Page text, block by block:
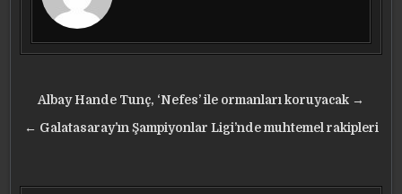
Yazı
gezinmesi
Albay Hande Tunç, ‘Nefes’ ile ormanları koruyacak →
← Galatasaray’ın Şampiyonlar Ligi’nde muhtemel rakipleri